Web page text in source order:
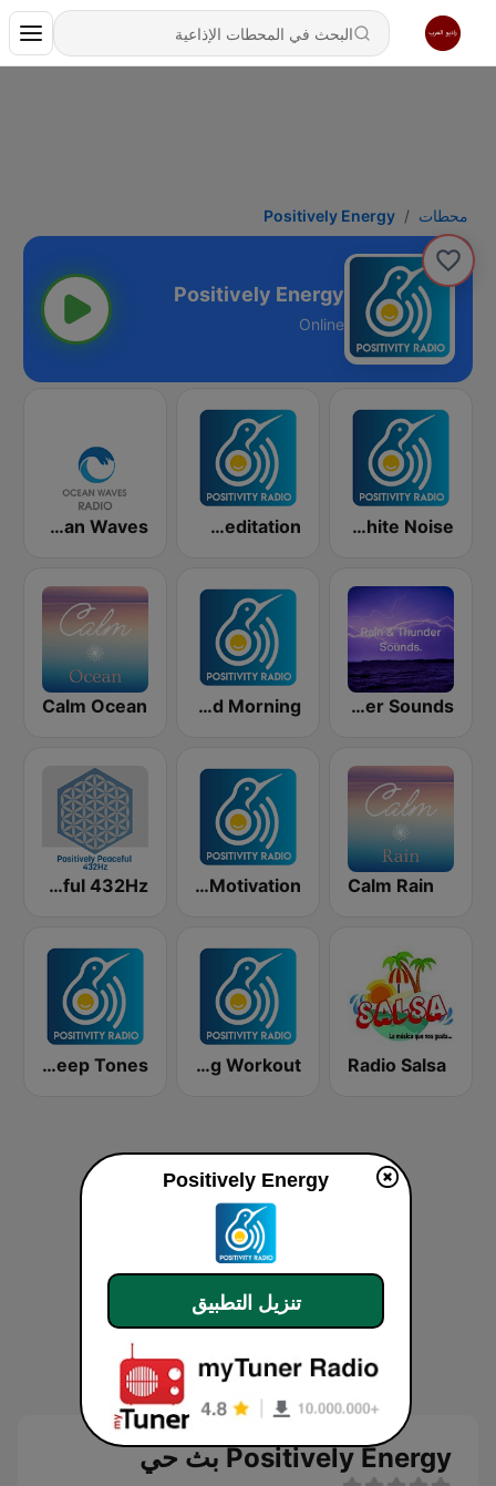
محطات Positively Energy
Positively Energy
Online
Positively White Noise
Positively Meditation
Ocean Waves
BOX : Rain & Thunder Sounds
Positively Good Morning
Calm Ocean
Calm Rain
Posively Motivation
Positively Peaceful 432Hz
Radio Salsa
Positively Relaxing Workout
Positively Sleep Tones
Positively Energy بث حي
Positively Energy
تنزيل التطبيق